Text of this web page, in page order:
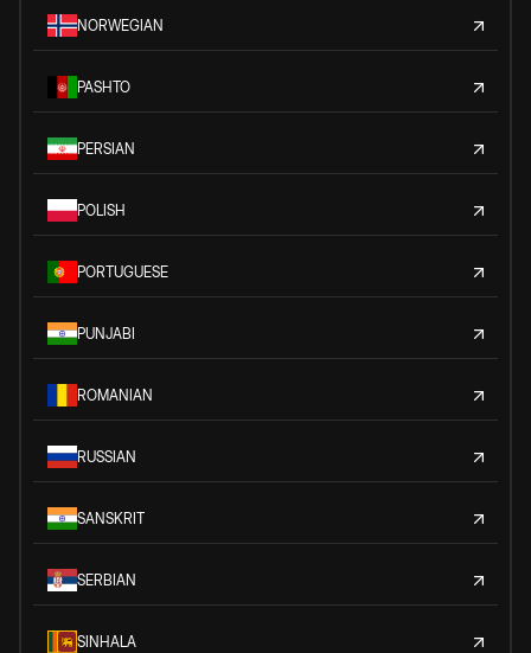
NORWEGIAN
PASHTO
PERSIAN
POLISH
PORTUGUESE
PUNJABI
ROMANIAN
RUSSIAN
SANSKRIT
SERBIAN
SINHALA